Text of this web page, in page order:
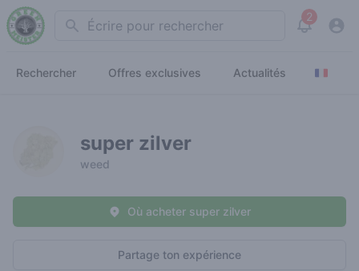
Search 2
View
Rechercher Offres exclusives Actualités
super zilver
weed
Partage ton expérience
Où acheter super zilver